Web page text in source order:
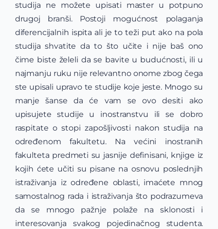
studija ne možete upisati master u potpuno
drugoj branši. Postoji mogućnost polaganja
diferencijalnih ispita ali je to teži put ako na pola
studija shvatite da to što učite i nije baš ono
čime biste želeli da se bavite u budućnosti, ili u
najmanju ruku nije relevantno onome zbog čega
ste upisali upravo te studije koje jeste. Mnogo su
manje šanse da će vam se ovo desiti ako
upisujete studije u inostranstvu ili se dobro
raspitate o stopi zapošljivosti nakon studija na
određenom fakultetu. Na većini inostranih
fakulteta predmeti su jasnije definisani, knjige iz
kojih ćete učiti su pisane na osnovu poslednjih
istraživanja iz određene oblasti, imaćete mnog
samostalnog rada i istraživanja što podrazumeva
da se mnogo pažnje polaže na sklonosti i
interesovanja svakog pojedinačnog studenta.